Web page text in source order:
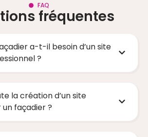
FAQ
fréquentes
a-t-il besoin d’un site
?
la création d’un site
façadier ?